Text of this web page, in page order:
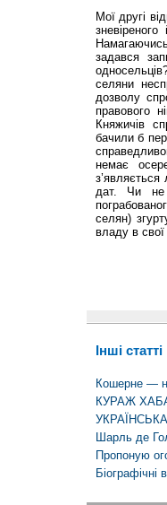
Мої другі
задався
селяни
дозволу
правового
Княжичів
бачили б
немає
дат. Чи не
селян)
владу в
Інші
Кошерне —
КУРАЖ
Шарль де
Пропоную
Біографічні